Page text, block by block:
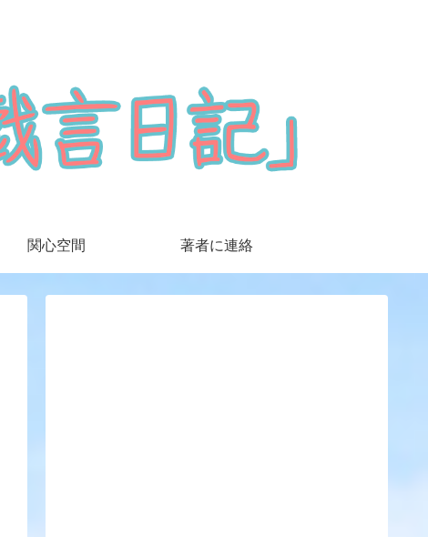
関心空間 著者に連絡